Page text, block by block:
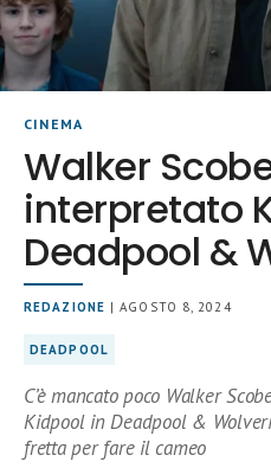
CINEMA
Walker
interpretato
Deadpool &
REDAZIONE | AGOSTO 8, 2024
DEADPOOL
C’è mancato poco Walker
Kidpool in Deadpool &
fretta per fare il cameo